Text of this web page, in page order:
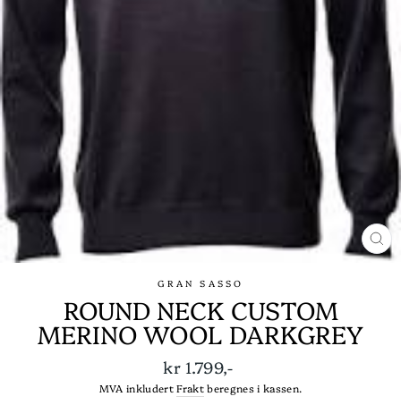
GRAN SASSO
ROUND NECK CUSTOM
MERINO WOOL DARKGREY
Ordinær
pris
kr 1.799,-
MVA inkludertFraktberegnes i kassen.